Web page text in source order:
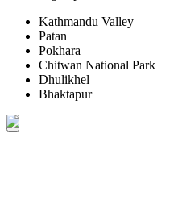
Kathmandu Valley
Patan
Pokhara
Chitwan National Park
Dhulikhel
Bhaktapur